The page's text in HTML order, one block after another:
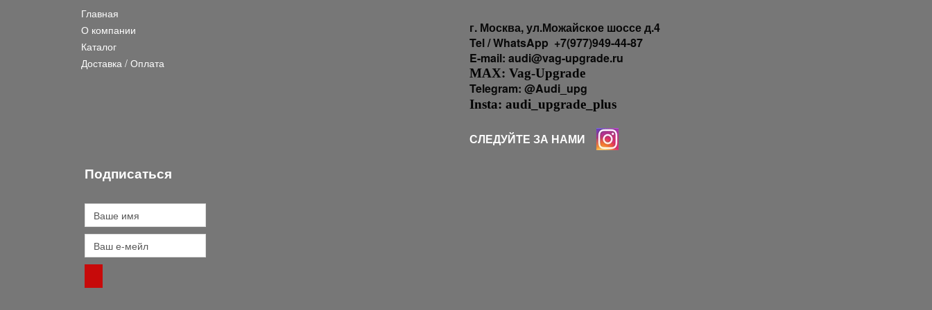
Главная
О компании
Каталог
Доставка / Оплата
г. Москва, ул.Можайское шоссе д.4
Tel / WhatsApp +7(977)949-44-87
E-mail: audi@vag-upgrade.ru
MAX: Vag-Upgrade
Telegram: @Audi_upg
Insta: audi_upgrade_plus
СЛЕДУЙТЕ ЗА НАМИ
Подписаться